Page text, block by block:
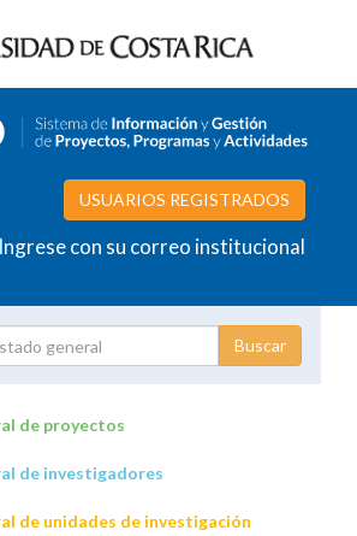
USUARIOS REGISTRADOS
Ingrese con su correo institucional
investigación
de proyectos
de investigadores
de unidades de investigación